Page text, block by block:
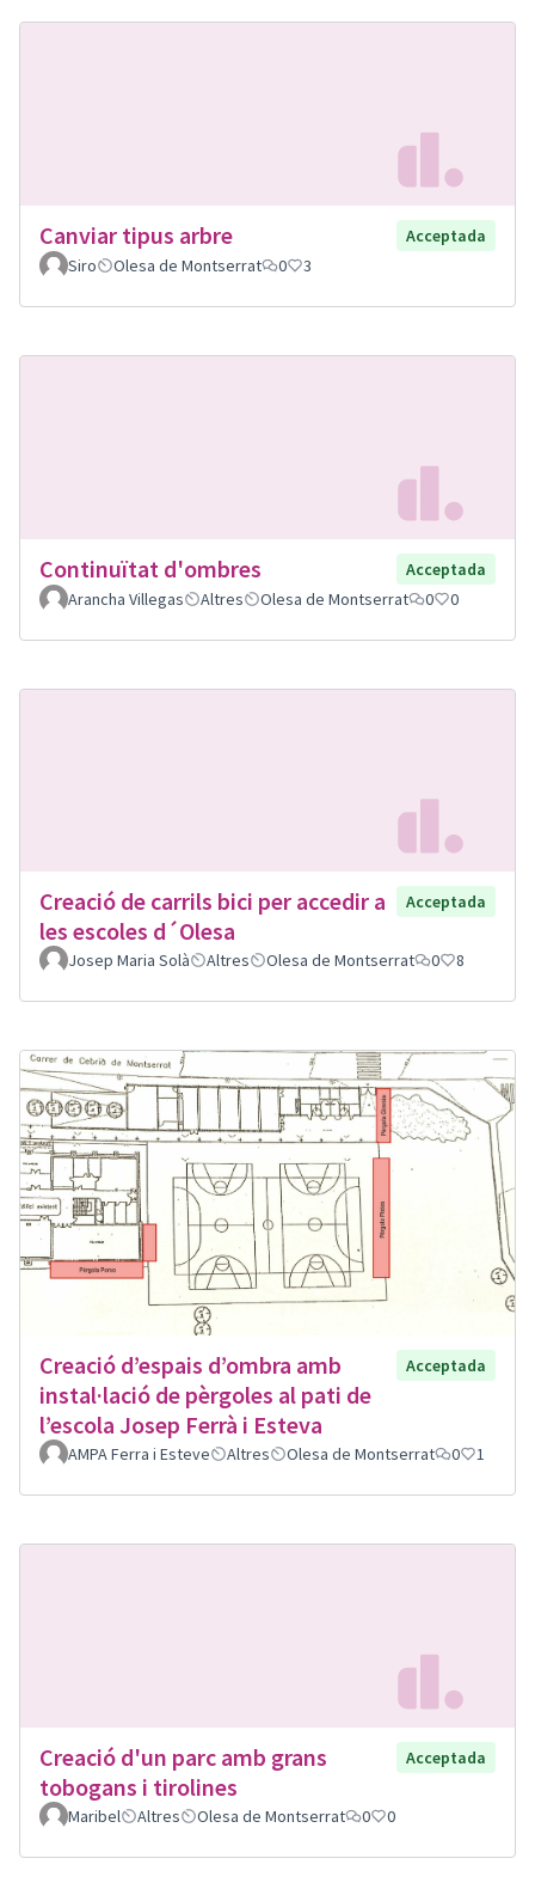
Canviar tipus arbre
Acceptada
Siro
Olesa de Montserrat 0 3
Continuïtat d'ombres
Acceptada
Arancha Villegas
Altres Olesa de Montserrat 0 0
Creació de carrils bici per accedir a
les escoles d´Olesa
Acceptada
Josep Maria Solà Altres Olesa de Montserrat 0 8
Creació d’espais d’ombra amb
instal·lació de pèrgoles al pati de
l’escola Josep Ferrà i Esteva
Acceptada
AMPA Ferra i Esteve Altres Olesa de Montserrat 0 1
Creació d'un parc amb grans
tobogans i tirolines
Acceptada
Maribel Altres Olesa de Montserrat 0 0